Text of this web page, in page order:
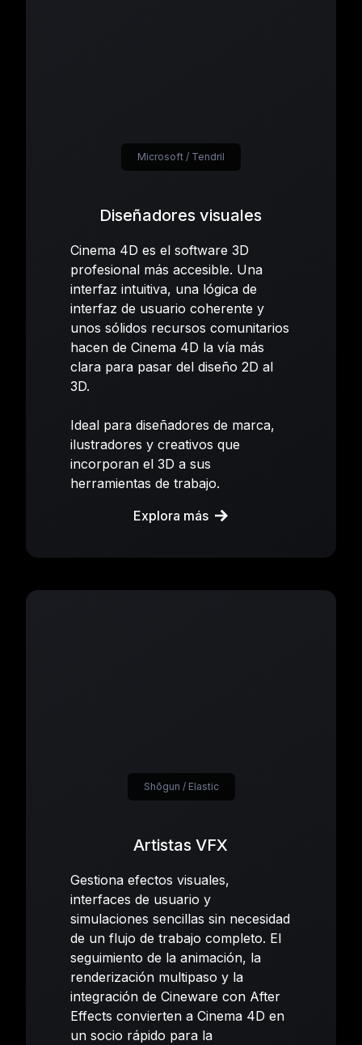
Diseñadores visuales
Cinema 4D es el software 3D
profesional más accesible. Una
interfaz intuitiva, una lógica de
interfaz de usuario coherente y
unos sólidos recursos comunitarios
hacen de Cinema 4D la vía más
clara para pasar del diseño 2D al
3D.
Ideal para diseñadores de marca,
ilustradores y creativos que
incorporan el 3D a sus
herramientas de trabajo.
Explora más
Microsoft / Tendril
Artistas VFX
Gestiona efectos visuales,
interfaces de usuario y
simulaciones sencillas sin necesidad
de un flujo de trabajo completo. El
seguimiento de la animación, la
renderización multipaso y la
integración de Cineware con After
Effects convierten a Cinema 4D en
un socio rápido para la
Shōgun / Elastic